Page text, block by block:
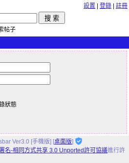
設置 登錄 註冊
帖子
狀態
Ver3.0 [手機版] [桌面版]
名-相同方式共享 3.0 Unported許可協議進行許